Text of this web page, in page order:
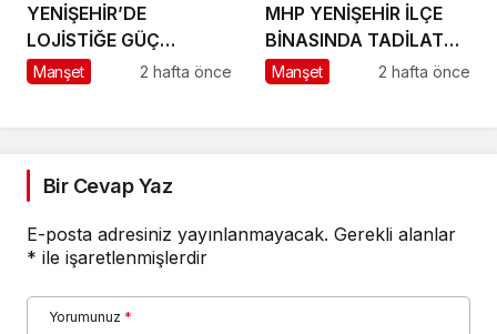
YENİŞEHİR’DE
LOJİSTİĞE GÜÇ
KATACAK ADIM
Manşet 2 hafta önce
MHP YENİŞEHİR İLÇE
BİNASINDA TADİLAT
BAŞLADI
Manşet 2 hafta önce
Bir Cevap Yaz
E-posta adresiniz yayınlanmayacak. Gerekli alanlar
* ile işaretlenmişlerdir
Yorumunuz *